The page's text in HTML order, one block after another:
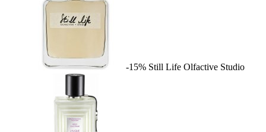
-15% Still Life Olfactive Studio